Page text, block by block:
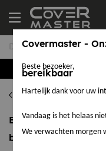
Amerikaans EPDM
EPDM Dakpakket
breed
Covermaster -
bereikbaar
Beste bezoeker,
Hartelijk dank voor uw
Vandaag is het helaas
We verwachten morgen